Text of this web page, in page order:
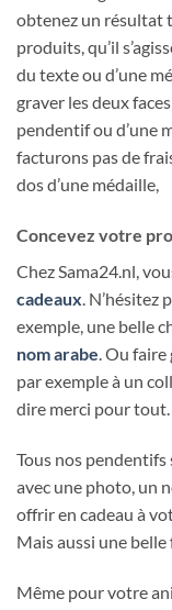
obtenez un résultat
produits, qu’il
du texte ou d’une
graver les deux
pendentif ou d’une
facturons pas de
dos d’une médaille,
Concevez votre
Chez Sama24.nl,
cadeaux. N’hésitez
exemple, une belle
nom arabe. Ou faire
par exemple à un
dire merci pour tout.
Tous nos
avec une photo, un
offrir en cadeau à
Mais aussi une
Même pour votre